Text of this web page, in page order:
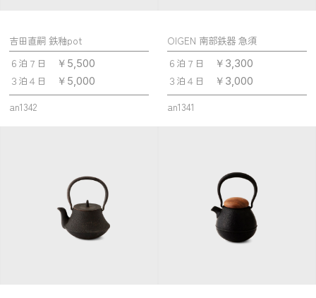
吉田直嗣 鉄釉pot
６泊７日
￥5,500
３泊４日 ￥5,000
an1342
OIGEN 南部鉄器 急須
６泊７日
￥3,300
３泊４日 ￥3,000
an1341